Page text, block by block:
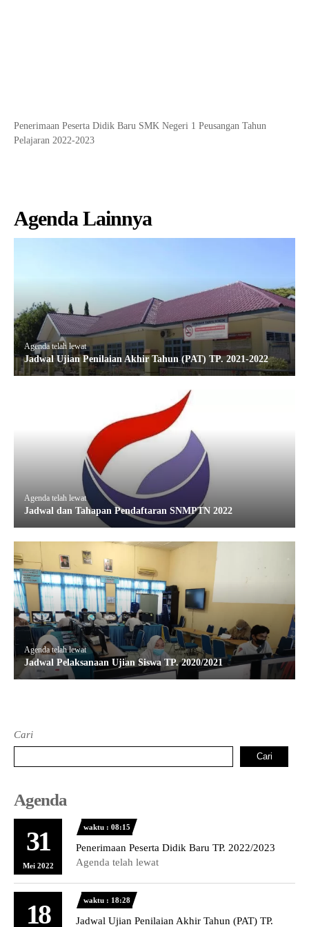
Penerimaan Peserta Didik Baru SMK Negeri 1 Peusangan Tahun
Pelajaran 2022-2023
Agenda Lainnya
Agenda telah lewat
Jadwal Ujian Penilaian Akhir Tahun (PAT) TP. 2021-2022
Agenda telah lewat
Jadwal dan Tahapan Pendaftaran SNMPTN 2022
Agenda telah lewat
Jadwal Pelaksanaan Ujian Siswa TP. 2020/2021
Cari
Cari
Agenda
31
Mei 2022
waktu : 08:15
Penerimaan Peserta Didik Baru TP. 2022/2023
Agenda telah lewat
18 waktu : 18:28
Jadwal Ujian Penilaian Akhir Tahun (PAT) TP.